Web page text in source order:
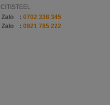
CITISTEEL
Zalo : 0702 338 345
Zalo : 0921 785 222